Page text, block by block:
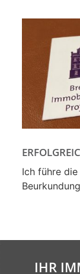
Ich führe
IHR